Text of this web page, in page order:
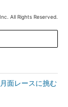
All Rights Reserved.
面レースに挑む